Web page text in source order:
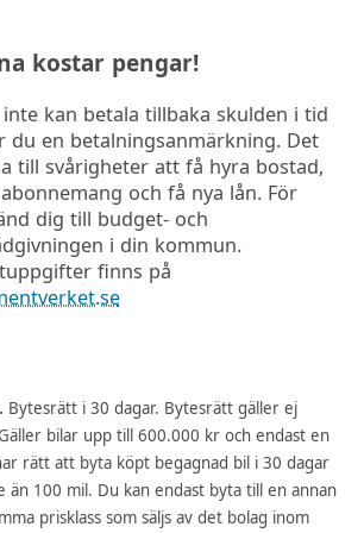
kostar pengar!
kan betala tillbaka skulden i tid
du en betalningsanmärkning. Det
till svårigheter att få hyra bostad,
och få nya lån. För
dig till budget- och
i din kommun.
finns på
Bytesrätt i 30 dagar. Bytesrätt gäller ej
bilar upp till 600.000 kr och endast en
rätt att byta köpt begagnad bil i 30 dagar
än 100 mil. Du kan endast byta till en annan
prisklass som säljs av det bolag inom